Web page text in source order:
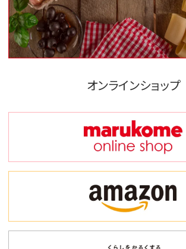
オンラインショップ